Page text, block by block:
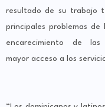
resultado de su trabajo
principales problemas
encarecimiento de
mayor acceso a los